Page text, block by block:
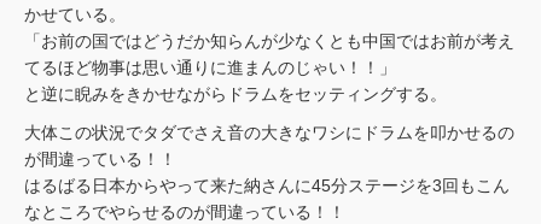
かせている。
「お前の国ではどうだか知らんが少なくとも中国ではお前が考え
てるほど物事は思い通りに進まんのじゃい！！」
と逆に睨みをきかせながらドラムをセッティングする。
大体この状況でタダでさえ音の大きなワシにドラムを叩かせるの
が間違っている！！
はるばる日本からやって来た納さんに45分ステージを3回もこん
なところでやらせるのが間違っている！！